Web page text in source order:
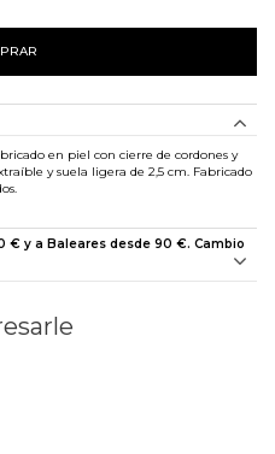
en piel con cierre de cordones y
y suela ligera de 2,5 cm. Fabricado
€ y a Baleares desde 90 €. Cambio